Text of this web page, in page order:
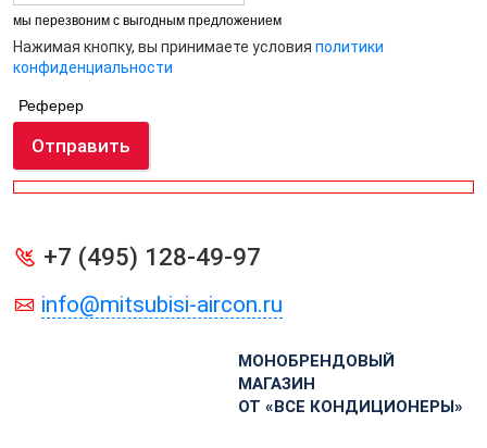
мы перезвоним с выгодным предложением
Нажимая кнопку, вы принимаете условия политики
конфиденциальности
Реферер
Отправить
+7 (495) 128-49-97
info@mitsubisi-aircon.ru
МОНОБРЕНДОВЫЙ
МАГАЗИН
ОТ «ВСЕ КОНДИЦИОНЕРЫ»